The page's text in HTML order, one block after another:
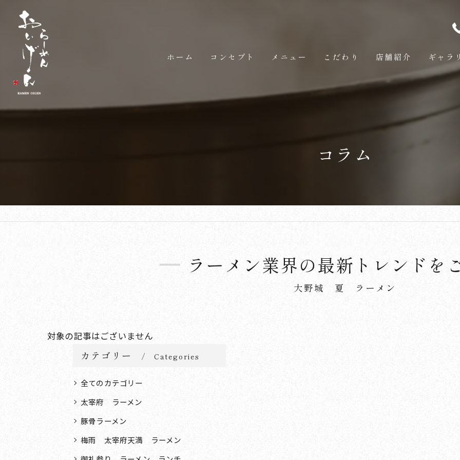
ホーム コンセプト メニュー こだわり 店舗紹介 ギャラ
コラム
ラーメン業界の最新トレンドを
大野城 夏 ラーメン
対象の記事はございません
カテゴリー Categories
全てのカテゴリー
太宰府 ラーメン
豚骨ラーメン
梅雨 太宰府天満 ラーメン